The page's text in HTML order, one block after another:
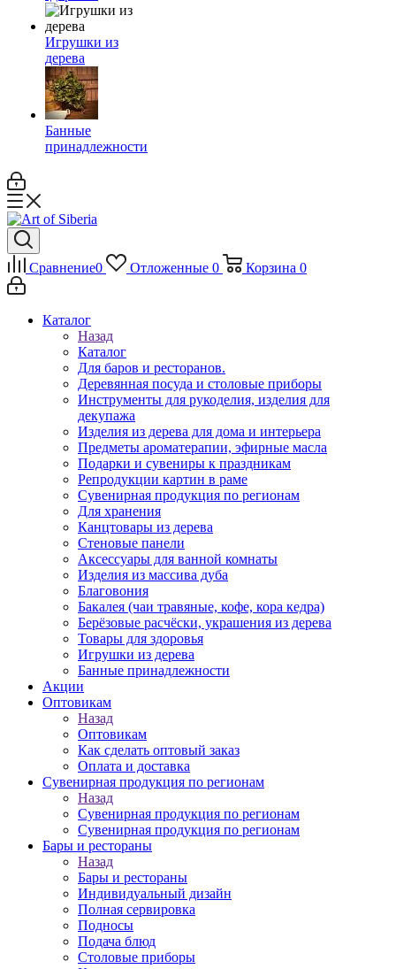
Игрушки из
дерева
Банные
принадлежности
Сравнение0 Отложенные 0 Корзина 0
Каталог
Назад
Каталог
Для баров и ресторанов.
Деревянная посуда и столовые приборы
Инструменты для рукоделия, изделия для
декупажа
Изделия из дерева для дома и интерьера
Предметы ароматерапии, эфирные масла
Подарки и сувениры к праздникам
Репродукции картин в раме
Сувенирная продукция по регионам
Для хранения
Канцтовары из дерева
Стеновые панели
Аксессуары для ванной комнаты
Изделия из массива дуба
Благовония
Бакалея (чаи травяные, кофе, кора кедра)
Берёзовые расчёски, украшения из дерева
Товары для здоровья
Игрушки из дерева
Банные принадлежности
Акции
Оптовикам
Назад
Оптовикам
Как сделать оптовый заказ
Оплата и доставка
Сувенирная продукция по регионам
Назад
Сувенирная продукция по регионам
Сувенирная продукция по регионам
Бары и рестораны
Назад
Бары и рестораны
Индивидуальный дизайн
Полная сервировка
Подносы
Подача блюд
Столовые приборы